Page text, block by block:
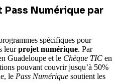
Pass Numérique par
spécifiques pour
leurprojet numérique. Par
Guadeloupe et le Chèque TIC en
pouvant couvrir jusqu’à 50%
le Pass Numérique soutient les